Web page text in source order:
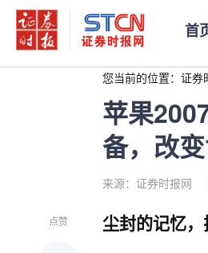
首
您当前的位置： 证券
苹果
备，改
来源：证券时报网
点赞 尘封的记忆